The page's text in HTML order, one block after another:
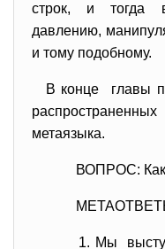
строк, и тогда
давлению,
и тому подобному.
В конце главы
метаязыка.
ВОПРОС:
1. Мы